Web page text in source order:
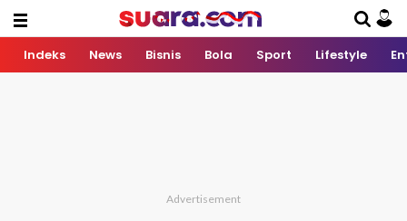
Indeks News Bisnis Bola Sport Lifestyle